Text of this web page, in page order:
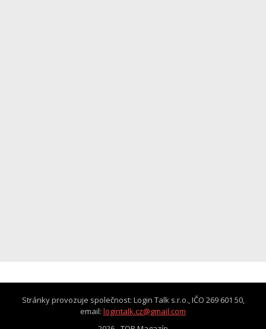
Stránky provozuje společnost: Login Talk s.r.o., IČO 269 601 50,
email: logintalk.cz@gmail.com